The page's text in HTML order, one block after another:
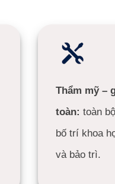
Thẩm mỹ –
toàn: toàn
bố trí khoa
và bảo trì.